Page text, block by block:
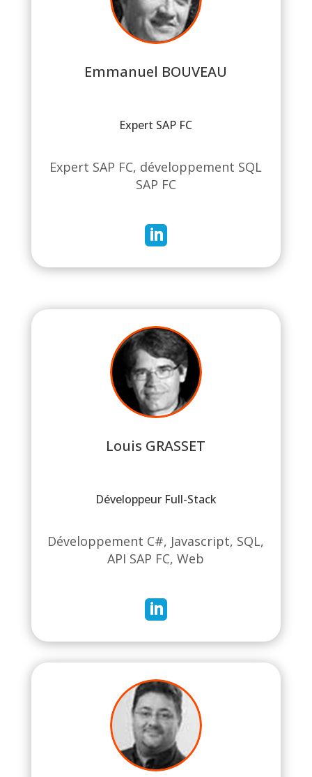
Emmanuel BOUVEAU
Expert SAP FC
Expert SAP FC, développement SQL
SAP FC

Louis GRASSET
Développeur Full-Stack
Développement C#, Javascript, SQL,
API SAP FC, Web
